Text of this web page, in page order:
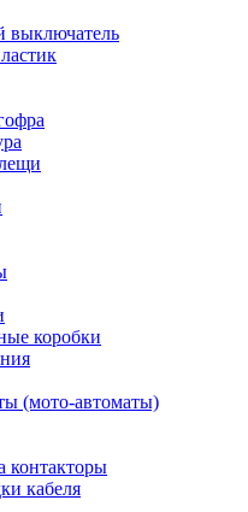
выключатель
коробки
(мото-автоматы)
контакторы
кабеля